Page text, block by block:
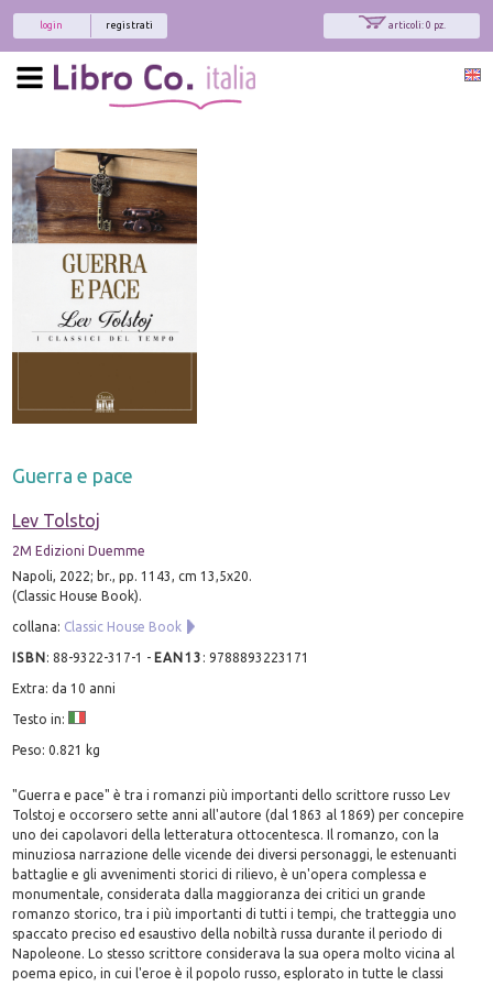
articoli: 0 pz.
registrati
login
Guerra e pace
Lev Tolstoj
2M Edizioni Duemme
Napoli, 2022; br., pp. 1143, cm 13,5x20.
(Classic House Book).
collana: Classic House Book
ISBN:88-9322-317-1 - EAN13 :9788893223171
Extra: da 10 anni
Testo in:
Peso: 0.821 kg
"Guerra e pace" è tra i romanzi più importanti dello scrittore russo Lev
Tolstoj e occorsero sette anni all'autore (dal 1863 al 1869) per concepire
uno dei capolavori della letteratura ottocentesca. Il romanzo, con la
minuziosa narrazione delle vicende dei diversi personaggi, le estenuanti
battaglie e gli avvenimenti storici di rilievo, è un'opera complessa e
monumentale, considerata dalla maggioranza dei critici un grande
romanzo storico, tra i più importanti di tutti i tempi, che tratteggia uno
spaccato preciso ed esaustivo della nobiltà russa durante il periodo di
Napoleone. Lo stesso scrittore considerava la sua opera molto vicina al
poema epico, in cui l'eroe è il popolo russo, esplorato in tutte le classi